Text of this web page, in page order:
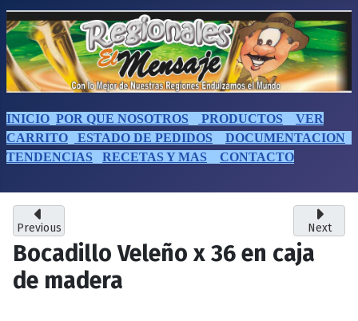
INICIO POR QUE NOSOTROS PRODUCTOS
VER
CARRITO
ESTADO DE PEDIDOS
DOCUMENTACION
TENDENCIAS
RECETAS Y MAS CONTACTO
Previous Next
Bocadillo Veleño x 36 en caja
de madera